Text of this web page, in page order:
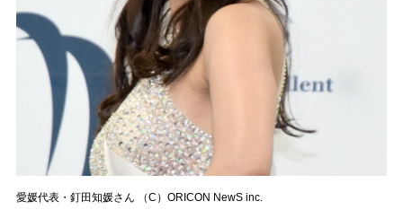
愛媛代表・釘田知媛さん （C）ORICON NewS inc.